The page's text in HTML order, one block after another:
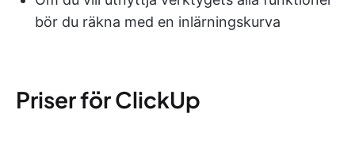
bör du räkna med en inlärningskurva
Priser för ClickUp